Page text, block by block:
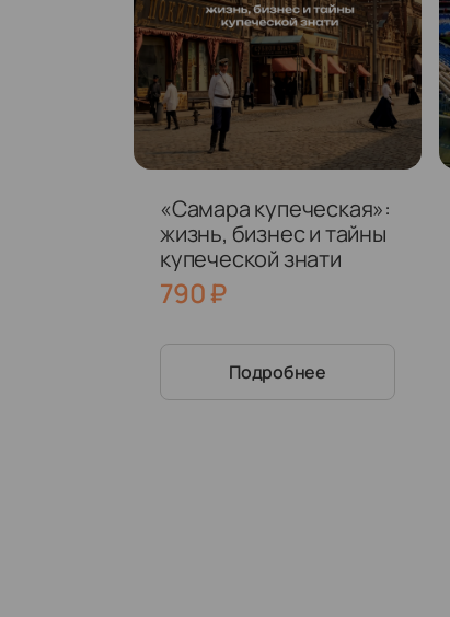
«Самара купеческая»:
жизнь, бизнес и тайны
купеческой знати
790₽
Подробнее